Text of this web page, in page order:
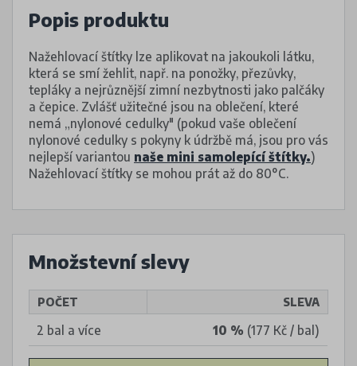
Popis produktu
Nažehlovací štítky lze aplikovat na jakoukoli látku,
která se smí žehlit, např. na ponožky, přezůvky,
tepláky a nejrůznější zimní nezbytnosti jako palčáky
a čepice. Zvlášť užitečné jsou na oblečení, které
nemá „nylonové cedulky" (pokud vaše oblečení
nylonové cedulky s pokyny k údržbě má, jsou pro vás
nejlepší variantou naše mini samolepící štítky.)
Nažehlovací štítky se mohou prát až do 80°C.
Množstevní slevy
POČET SLEVA
2 bal a více 10 % (177 Kč / bal)